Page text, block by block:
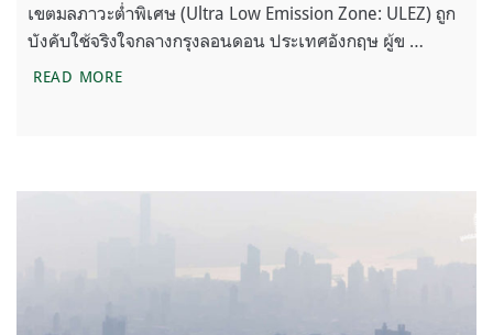
เขตมลภาวะต่ำพิเศษ (Ultra Low Emission Zone: ULEZ) ถูก
บังคับใช้จริงใจกลางกรุงลอนดอน ประเทศอังกฤษ ผู้ข …
READ MOREเขตมลภาวะต่ำ ไอเดียใหม่ใช้จริงในกรุงลอนดอน